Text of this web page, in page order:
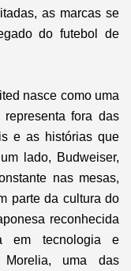
as marcas se
do futebol de
nasce como uma
fora das
e as histórias que
lado, Budweiser,
nas mesas,
parte da cultura do
reconhecida
em tecnologia e
Morelia, uma das